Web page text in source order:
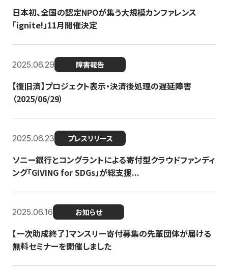
日本初、全国の認定NPOが集う大規模カンファレンス
「ignite!」11月開催決定
2025.06.29 障害報告
【復旧済】プロジェクト表示・決済後処理の遅延障害
（2025/06/29）
2025.06.23 プレスリリース
ソニー銀行とコングラントによる寄付型クラウドファンディ
ング「GIVING for SDGs」が総支援...
2025.06.16 お知らせ
【一次助成終了】マンスリー寄付募集の先輩団体が届ける
無料セミナーを開催しました